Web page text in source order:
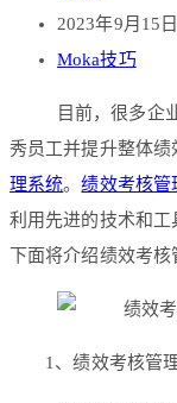
2023年9月15日
Moka技巧
目前，很多企
秀员工并提升整体
理系统。绩效考核管
利用先进的技术和工
下面将介绍绩效考
1、绩效考核管理